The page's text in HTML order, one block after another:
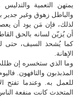
يمتهن التعمية
والباطل زهوق وغير جدير
لذلك، فإن مَن يود أن
أن يُزيّن لسانه بالحق
كما يُشحذ السيف، حتى
الإهانة.
وما الذي ستخسره إن
المذبذبون والتافهون.
للعمل به. وعندما تفتح
المتحدث كانت منفعة